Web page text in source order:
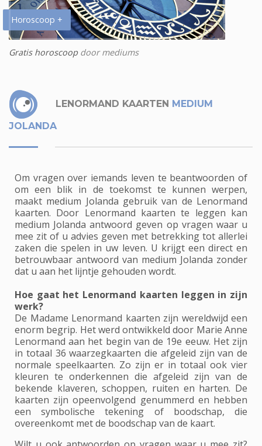
Horoscoop +
Gratis horoscoopdoor mediums
LENORMAND KAARTEN MEDIUM
JOLANDA
Om vragen over iemands leven te beantwoorden of
om een blik in de toekomst te kunnen werpen,
maakt medium Jolanda gebruik van de Lenormand
kaarten. Door Lenormand kaarten te leggen kan
medium Jolanda antwoord geven op vragen waar u
mee zit of u advies geven met betrekking tot allerlei
zaken die spelen in uw leven. U krijgt een direct en
betrouwbaar antwoord van medium Jolanda zonder
dat u aan het lijntje gehouden wordt.
Hoe gaat het Lenormand kaarten leggen in zijn
werk?
De Madame Lenormand kaarten zijn wereldwijd een
enorm begrip. Het werd ontwikkeld door Marie Anne
Lenormand aan het begin van de 19e eeuw. Het zijn
in totaal 36 waarzegkaarten die afgeleid zijn van de
normale speelkaarten. Zo zijn er in totaal ook vier
kleuren te onderkennen die afgeleid zijn van de
bekende klaveren, schoppen, ruiten en harten. De
kaarten zijn opeenvolgend genummerd en hebben
een symbolische tekening of boodschap, die
overeenkomt met de boodschap van de kaart.